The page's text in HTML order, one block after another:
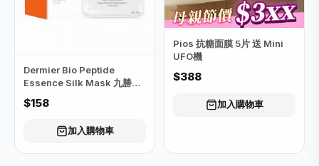
Dermier Bio Peptide
Essence Silk Mask 九勝肽
精華蠶絲面膜 (橙紅色）
$158
加入購物車
Pios 抗糖面膜 5片 送 Mini
UFO機
$388
加入購物車